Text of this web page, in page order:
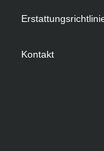
Kontakt